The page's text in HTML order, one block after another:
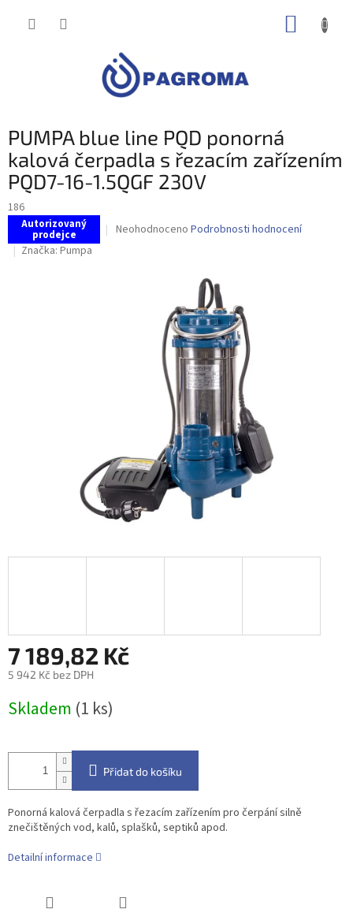
PUMPA blue line PQD ponorná
kalová čerpadla s řezacím zařízením
PQD7-16-1.5QGF 230V
186
Autorizovaný
prodejce
Průměrné
hvězdiček.
Neohodnoceno Podrobnosti hodnocení
Značka: Pumpa
7 189,82 Kč
5 942 Kč bez DPH
cena:
Skladem (1 ks)
Přidat do košíku
Ponorná kalová čerpadla s řezacím zařízením pro čerpání silně
znečištěných vod, kalů, splašků, septiků apod.
Detailní informace